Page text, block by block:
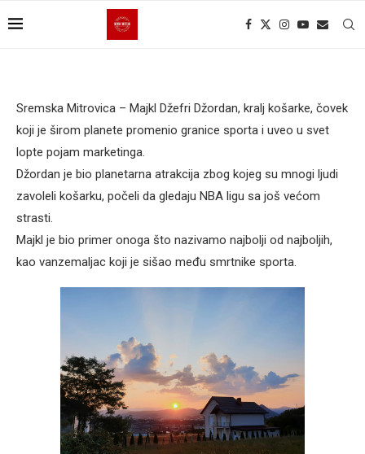
Sremska Mitrovica – Majkl Džefri Džordan, kralj košarke, čovek
koji je širom planete promenio granice sporta i uveo u svet
lopte pojam marketinga.
Džordan je bio planetarna atrakcija zbog kojeg su mnogi ljudi
zavoleli košarku, počeli da gledaju NBA ligu sa još većom
strasti.
Majkl je bio primer onoga što nazivamo najbolji od najboljih,
kao vanzemaljac koji je sišao među smrtnike sporta.